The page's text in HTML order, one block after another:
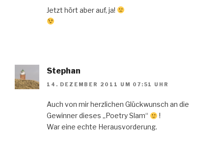
Jetzt hört aber auf, ja!
Stephan
14. DEZEMBER 2011 UM 07:51 UHR
Auch von mir herzlichen Glückwunsch an die
Gewinner dieses „Poetry Slam“
!
War eine echte Herausvorderung.